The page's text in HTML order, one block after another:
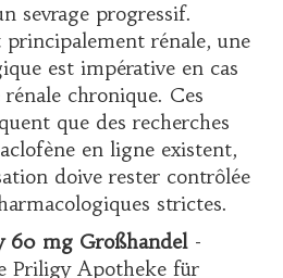
sevrage progressif.
rénale, une
est impérative en cas
rénale chronique. Ces
que des recherches
en ligneexistent,
doive rester contrôlée
strictes.
60 mg Großhandel-
Priligy Apotheke für